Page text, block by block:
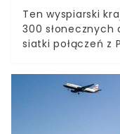
Ten wyspiarski
300 słonecznych
siatki połączeń z
lot trwa niewiele
bezpośrednie
krajowych
połączeń będzie